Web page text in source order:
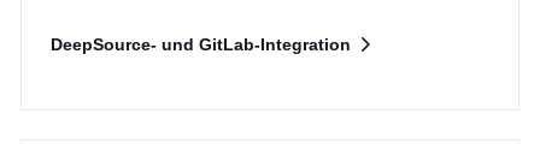
DeepSource- und GitLab-Integration